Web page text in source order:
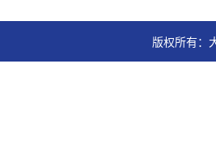
版权所有：